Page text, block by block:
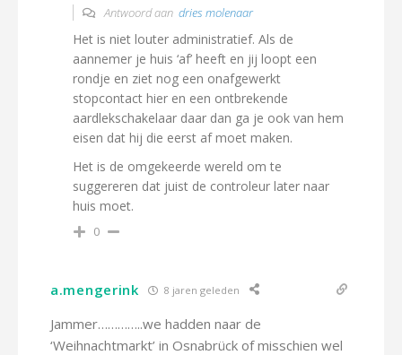
Antwoord aan dries molenaar
Het is niet louter administratief. Als de
aannemer je huis ‘af’ heeft en jij loopt een
rondje en ziet nog een onafgewerkt
stopcontact hier en een ontbrekende
aardlekschakelaar daar dan ga je ook van hem
eisen dat hij die eerst af moet maken.
Het is de omgekeerde wereld om te
suggereren dat juist de controleur later naar
huis moet.
0
a.mengerink 8 jaren geleden
Jammer…………..we hadden naar de
‘Weihnachtmarkt’ in Osnabrück of misschien wel